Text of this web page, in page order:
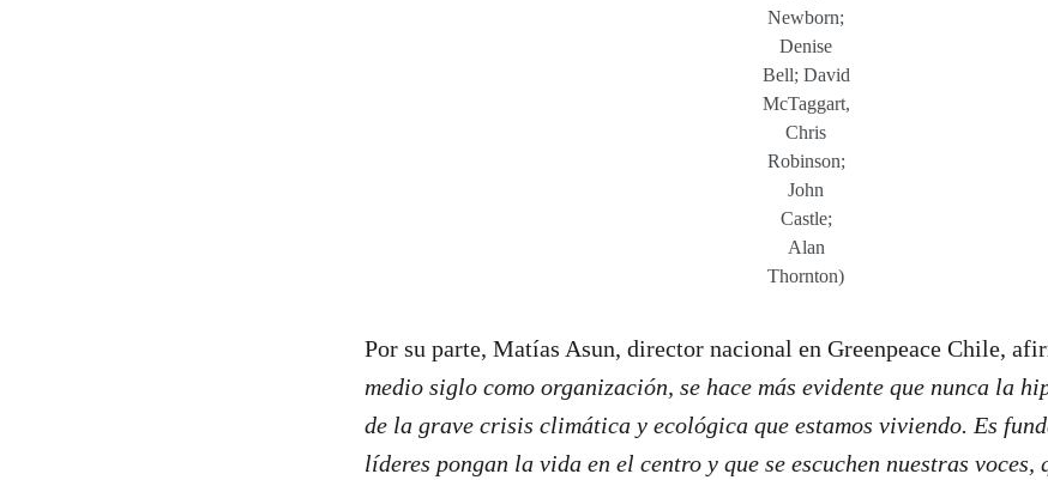
Newborn;
Denise
Bell; David
McTaggart,
Chris
Robinson;
John
Castle;
Alan
Thornton)
Por su parte, Matías Asun, director nacional en Greenpeace Chile,
medio siglo como organización, se hace más evidente que nunca la
de la grave crisis climática y ecológica que estamos viviendo. Es
líderes pongan la vida en el centro y que se escuchen nuestras voces,